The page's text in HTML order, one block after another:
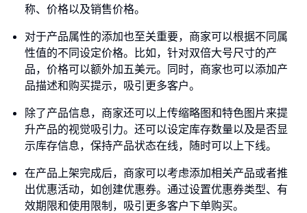
称、价格以及销售价格。
对于产品属性的添加也至关重要，商家可以根据不同属
性值的不同设定价格。比如，针对双倍大号尺寸的产
品，价格可以额外加五美元。同时，商家也可以添加产
品描述和购买提示，吸引更多客户。
除了产品信息，商家还可以上传缩略图和特色图片来提
升产品的视觉吸引力。还可以设定库存数量以及是否显
示库存信息，保持产品状态在线，随时可以上下线。
在产品上架完成后，商家可以考虑添加相关产品或者推
出优惠活动，如创建优惠券。通过设置优惠券类型、有
效期限和使用限制，吸引更多客户下单购买。